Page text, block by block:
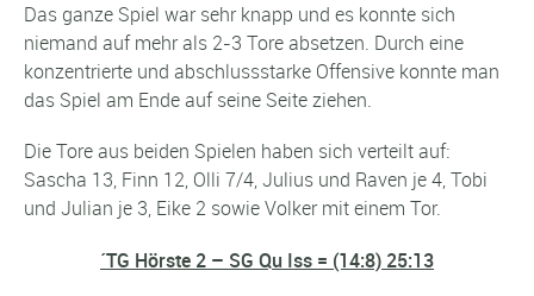
Das ganze Spiel war sehr knapp und es konnte sich
niemand auf mehr als 2-3 Tore absetzen. Durch eine
konzentrierte und abschlussstarke Offensive konnte man
das Spiel am Ende auf seine Seite ziehen.
Die Tore aus beiden Spielen haben sich verteilt auf:
Sascha 13, Finn 12, Olli 7/4, Julius und Raven je 4, Tobi
und Julian je 3, Eike 2 sowie Volker mit einem Tor.
´TG Hörste 2 – SG Qu Iss = (14:8) 25:13